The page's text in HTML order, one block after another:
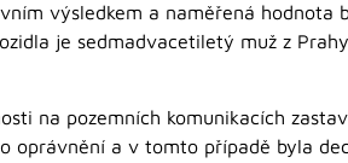
výsledkem a naměřená hodnota
je sedmadvacetiletý muž z
na pozemních komunikacích
oprávnění a v tomto případě byla